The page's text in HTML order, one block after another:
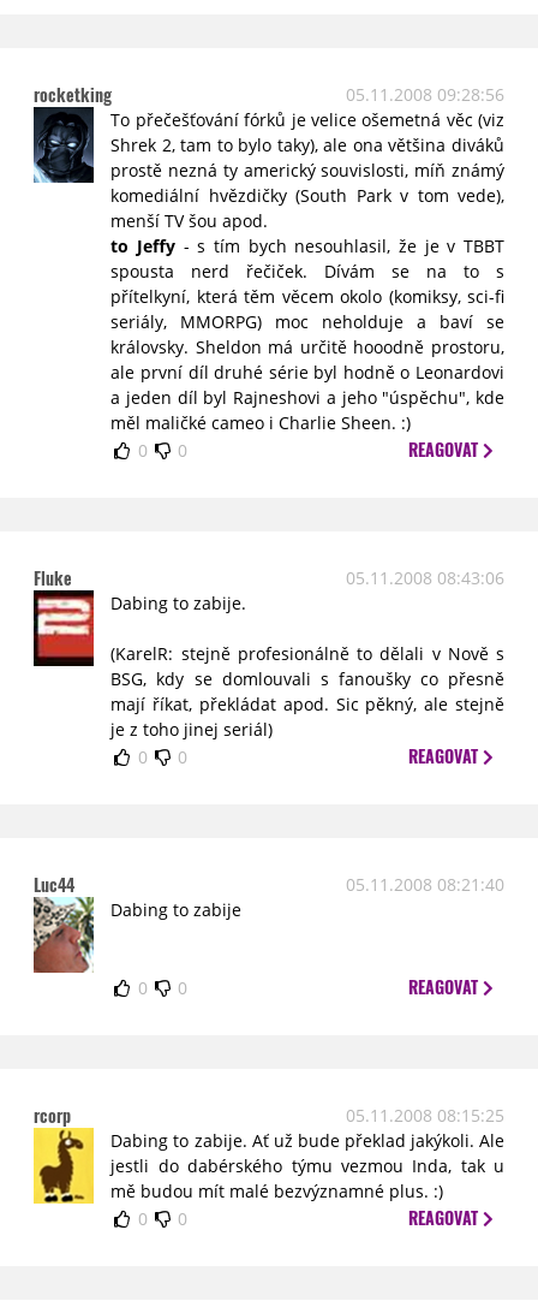
rocketking
05.11.2008 09:28:56
To přečešťování fórků je velice ošemetná věc (viz
Shrek 2, tam to bylo taky), ale ona většina diváků
prostě nezná ty americký souvislosti, míň známý
komediální hvězdičky (South Park v tom vede),
menší TV šou apod.
to Jeffy - s tím bych nesouhlasil, že je v TBBT
spousta nerd řečiček. Dívám se na to s
přítelkyní, která těm věcem okolo (komiksy, sci-fi
seriály, MMORPG) moc neholduje a baví se
královsky. Sheldon má určitě hooodně prostoru,
ale první díl druhé série byl hodně o Leonardovi
a jeden díl byl Rajneshovi a jeho "úspěchu", kde
měl maličké cameo i Charlie Sheen. :)
0
0 REAGOVAT
Fluke
05.11.2008 08:43:06
Dabing to zabije.
(KarelR: stejně profesionálně to dělali v Nově s
BSG, kdy se domlouvali s fanoušky co přesně
mají říkat, překládat apod. Sic pěkný, ale stejně
je z toho jinej seriál)
0
0 REAGOVAT
Luc44
05.11.2008 08:21:40
Dabing to zabije
0 0 REAGOVAT
rcorp
05.11.2008 08:15:25
Dabing to zabije. Ať už bude překlad jakýkoli. Ale
jestli do dabérského týmu vezmou Inda, tak u
mě budou mít malé bezvýznamné plus. :)
0
0 REAGOVAT